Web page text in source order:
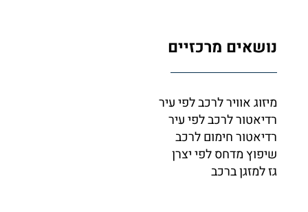
נושאים מרכזיים
מיזוג אוויר לרכב לפי עיר
רדיאטור לרכב לפי עיר
רדיאטור חימום לרכב
שיפוץ מדחס לפי יצרן
גז למזגן ברכב